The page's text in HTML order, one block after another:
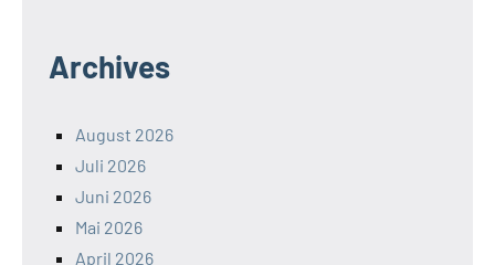
Archives
August 2026
Juli 2026
Juni 2026
Mai 2026
April 2026